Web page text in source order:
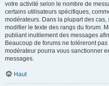
votre activité selon le nombre de
certains utilisateurs spécifiques,
modérateurs. Dans la plupart des
modifier le texte des rangs du forum.
publiant inutilement des messages
Beaucoup de forums ne toléreront
modérateur pourra vous sanctionner
messages.
Haut